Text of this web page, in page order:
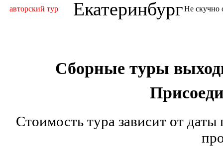
авторский тур ЕкатеринбургНе скучно
Сборные туры
Стоимость тура зависит от